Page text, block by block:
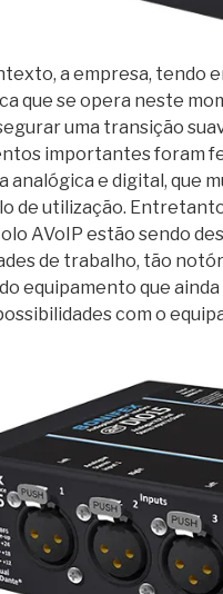
a empresa, tendo
que se opera neste
uma transição
importantes foram
analógica e digital, que
de utilização.
AVoIP estão sendo
de trabalho, tão
equipamento que
com o